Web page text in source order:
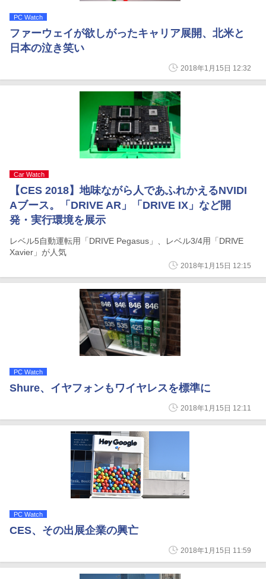
PC Watch
ファーウェイが欲しがったキャリア展開、北米と
日本の泣き笑い
2018年1月15日 12:32
Car Watch
【CES 2018】地味ながら人であふれかえるNVIDI
Aブース。「DRIVE AR」「DRIVE IX」など開
発・実行環境を展示
レベル5自動運転用「DRIVE Pegasus」、レベル3/4用「DRIVE
Xavier」が人気
2018年1月15日 12:15
PC Watch
Shure、イヤフォンもワイヤレスを標準に
2018年1月15日 12:11
PC Watch
CES、その出展企業の興亡
2018年1月15日 11:59